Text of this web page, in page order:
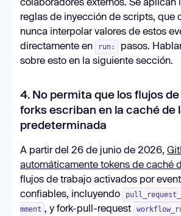
reglas de inyección de scripts, que
nunca interpolar valores de estos
directamente en
run:
pasos.
sobre esto en la siguiente sección.
4. No permita que los flujos
forks escriban en la caché de
predeterminada
A partir del 26 de junio de 2026,
automáticamente tokens de caché
flujos de trabajo activados por
confiables, incluyendo
mment , y fork-pull-request